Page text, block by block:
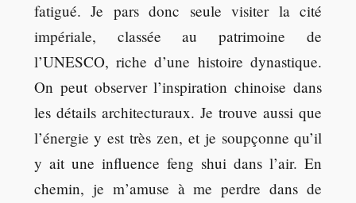
fatigué. Je pars donc seule visiter la cité
impériale, classée au patrimoine de
l’UNESCO, riche d’une histoire dynastique.
On peut observer l’inspiration chinoise dans
les détails architecturaux. Je trouve aussi que
l’énergie y est très zen, et je soupçonne qu’il
y ait une influence feng shui dans l’air. En
chemin, je m’amuse à me perdre dans de